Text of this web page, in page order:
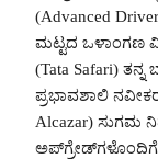
(Advanced Driver
ಮಟ್ಟದ ಒಳಾಂಗಣ
(Tata Safari)
ಪ್ರಭಾವಶಾಲಿ
Alcazar) ಸುಗಮ
ಅಪ್‌ಗ್ರೇಡ್‌ಗಳೊಂದಿಗೆ